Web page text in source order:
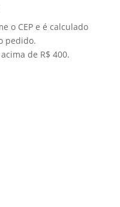
o CEP e é calculado
pedido.
de R$ 400.